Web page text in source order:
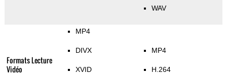
WAV
Formats Lecture
Vidéo
MP4
DIVX
XVID
MP4
H.264